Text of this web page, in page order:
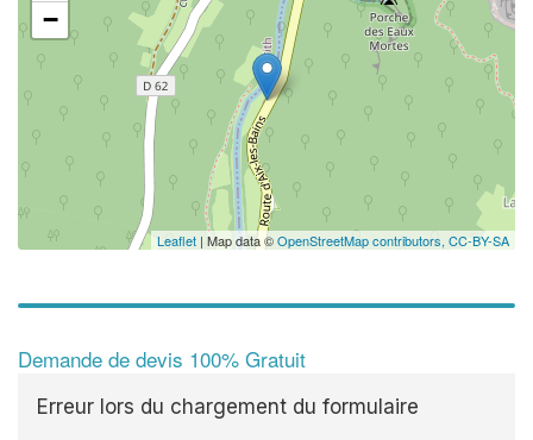
−
Leaflet | Map data ©OpenStreetMap contributors, CC-BY-SA
Demande de devis 100% Gratuit
Erreur lors du chargement du formulaire